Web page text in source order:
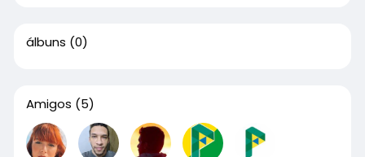
álbuns (0)
Amigos (5)